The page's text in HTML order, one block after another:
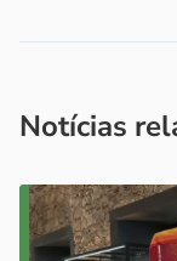
Notícias